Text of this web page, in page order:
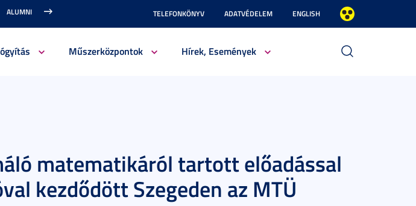
ALUMNI TELEFONKÖNYV ADATVÉDELEM ENGLISH
Műszerközpontok Hírek, Események
matematikáról tartott előadással
kezdődött Szegeden az MTÜ